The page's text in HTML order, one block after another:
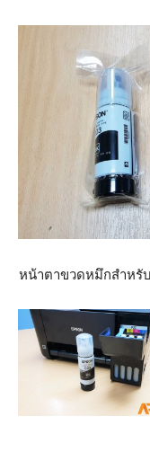
หน้าตาขวดหมึกสำหรับ